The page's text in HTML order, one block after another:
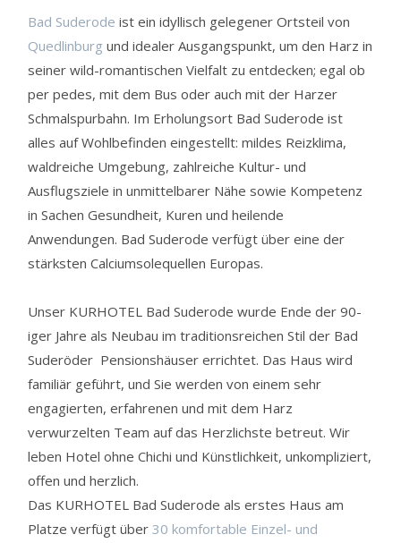
Bad Suderode ist ein idyllisch gelegener Ortsteil von
Quedlinburg und idealer Ausgangspunkt, um den Harz in
seiner wild-romantischen Vielfalt zu entdecken; egal ob
per pedes, mit dem Bus oder auch mit der Harzer
Schmalspurbahn. Im Erholungsort Bad Suderode ist
alles auf Wohlbefinden eingestellt: mildes Reizklima,
waldreiche Umgebung, zahlreiche Kultur- und
Ausflugsziele in unmittelbarer Nähe sowie Kompetenz
in Sachen Gesundheit, Kuren und heilende
Anwendungen. Bad Suderode verfügt über eine der
stärksten Calciumsolequellen Europas.
Unser KURHOTEL Bad Suderode wurde Ende der 90-
iger Jahre als Neubau im traditionsreichen Stil der Bad
Suderöder Pensionshäuser errichtet. Das Haus wird
familiär geführt, und Sie werden von einem sehr
engagierten, erfahrenen und mit dem Harz
verwurzelten Team auf das Herzlichste betreut. Wir
leben Hotel ohne Chichi und Künstlichkeit, unkompliziert,
offen und herzlich.
Das KURHOTEL Bad Suderode als erstes Haus am
Platze verfügt über 30 komfortable Einzel- und